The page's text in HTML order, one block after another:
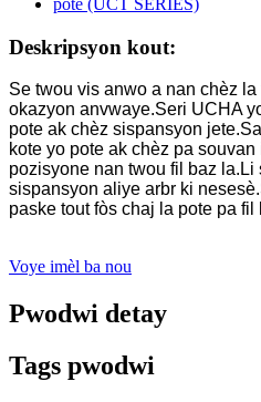
Deskripsyon kout:
Se twou vis anwo a nan chèz
okazyon anvwaye.Seri UCHA
pote ak chèz sispansyon
kote yo pote ak chèz pa
pozisyone nan twou fil baz
sispansyon aliye arbr ki
paske tout fòs chaj la pote pa fil
Voye imèl ba nou
Pwodwi detay
Tags pwodwi